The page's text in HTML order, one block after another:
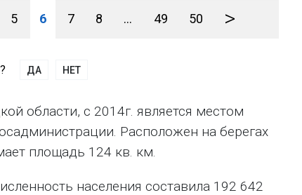
5 6 7 8 ... 49 50 >
ДА НЕТ
области, с 2014г. является местом
Расположен на берегах
площадь 124 кв. км.
населения составила 192 642